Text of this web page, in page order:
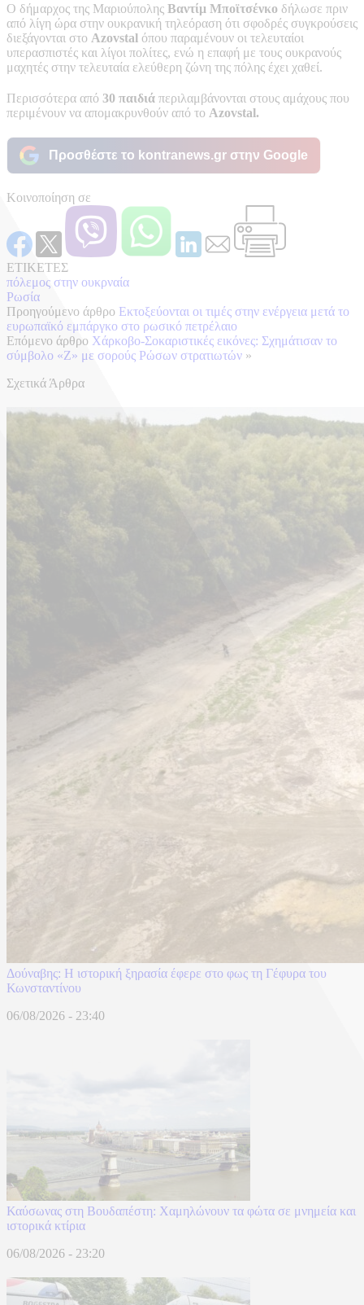
Ο δήμαρχος της Μαριούπολης Βαντίμ Μποϊτσένκο δήλωσε πριν
από λίγη ώρα στην ουκρανική τηλεόραση ότι σφοδρές συγκρούσεις
διεξάγονται στο Azovstal όπου παραμένουν οι τελευταίοι
υπερασπιστές και λίγοι πολίτες, ενώ η επαφή με τους ουκρανούς
μαχητές στην τελευταία ελεύθερη ζώνη της πόλης έχει χαθεί.
Περισσότερα από 30 παιδιά περιλαμβάνονται στους αμάχους που
περιμένουν να απομακρυνθούν από το Azovstal.
Προσθέστε το kontranews.gr στην Google
Κοινοποίηση σε
ΕΤΙΚΕΤΕΣ
πόλεμος στην ουκρναία
Ρωσία
Προηγούμενο άρθρο Εκτοξεύονται οι τιμές στην ενέργεια μετά το
ευρωπαϊκό εμπάργκο στο ρωσικό πετρέλαιο
Επόμενο άρθρο Χάρκοβο-Σοκαριστικές εικόνες: Σχημάτισαν το
σύμβολο «Ζ» με σορούς Ρώσων στρατιωτών »
Σχετικά Άρθρα
Δούναβης: Η ιστορική ξηρασία έφερε στο φως τη Γέφυρα του
Κωνσταντίνου
06/08/2026 - 23:40
Καύσωνας στη Βουδαπέστη: Χαμηλώνουν τα φώτα σε μνημεία και
ιστορικά κτίρια
06/08/2026 - 23:20